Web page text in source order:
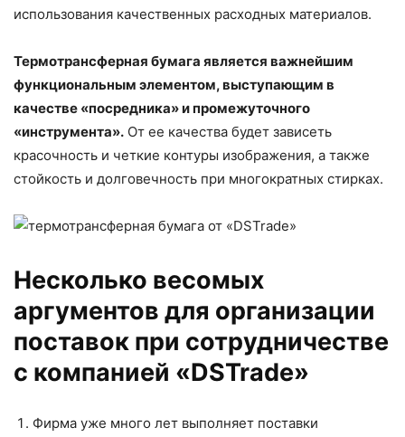
использования качественных расходных материалов.
Термотрансферная бумага является важнейшим
функциональным элементом, выступающим в
качестве «посредника» и промежуточного
«инструмента». От ее качества будет зависеть
красочность и четкие контуры изображения, а также
стойкость и долговечность при многократных стирках.
Несколько весомых
аргументов для организации
поставок при сотрудничестве
с компанией «DSTrade»
Фирма уже много лет выполняет поставки